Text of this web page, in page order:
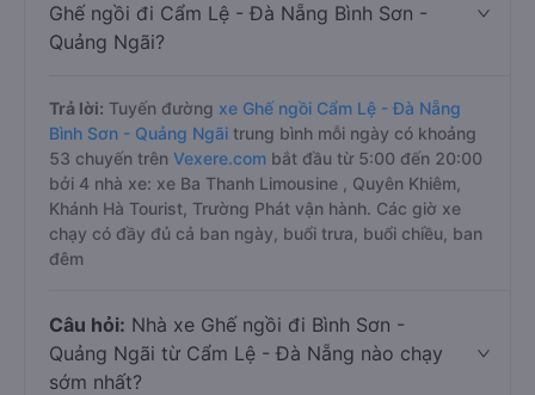
Ghế ngồi đi Cẩm Lệ - Đà Nẵng Bình Sơn -
Quảng Ngãi?
Trả lời: Tuyến đường xe Ghế ngồi Cẩm Lệ - Đà Nẵng
Bình Sơn - Quảng Ngãi trung bình mỗi ngày có khoảng
53 chuyến trên Vexere.com bắt đầu từ 5:00 đến 20:00
bởi 4 nhà xe: xe Ba Thanh Limousine , Quyên Khiêm,
Khánh Hà Tourist, Trường Phát vận hành. Các giờ xe
chạy có đầy đủ cả ban ngày, buổi trưa, buổi chiều, ban
đêm
Câu hỏi: Nhà xe Ghế ngồi đi Bình Sơn -
Quảng Ngãi từ Cẩm Lệ - Đà Nẵng nào chạy
sớm nhất?